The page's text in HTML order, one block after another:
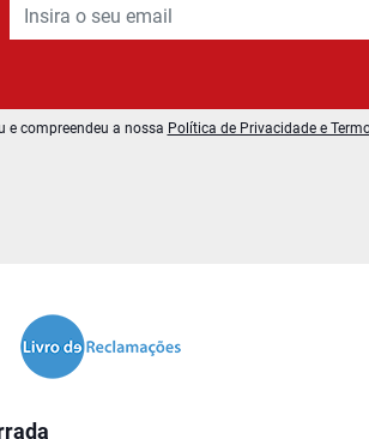
e compreendeu a nossa Política de Privacidade e